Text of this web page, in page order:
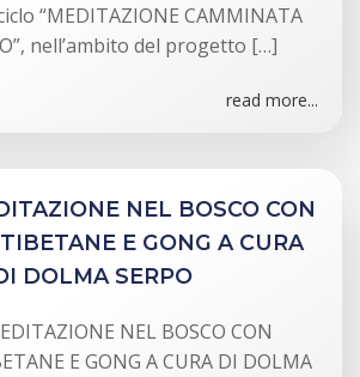
“MEDITAZIONE CAMMINATA
nell’ambito del progetto […]
read more...
NEL BOSCO CON
E GONG A CURA
DOLMA SERPO
NEL BOSCO CON
E GONG A CURA DI DOLMA